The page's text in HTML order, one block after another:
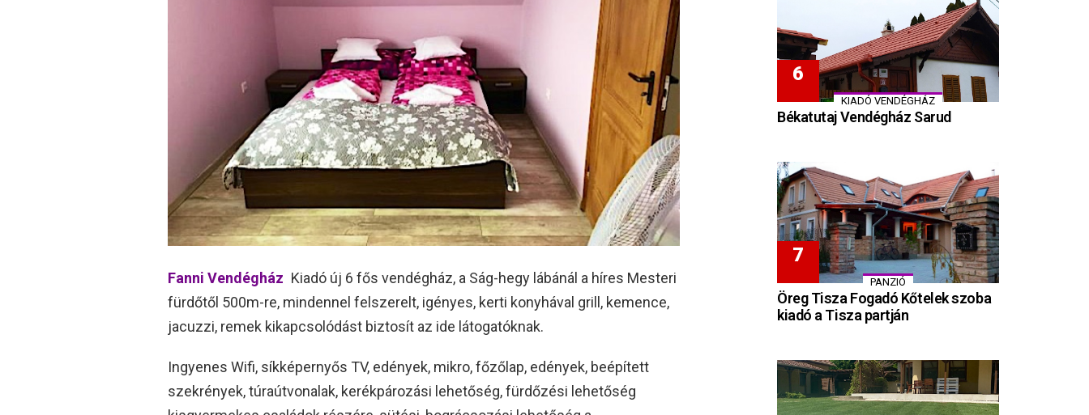
Fanni Vendégház Kiadó új 6 fős vendégház, a Ság-hegy lábánál a híres Mesteri
fürdőtől 500m-re, mindennel felszerelt, igényes, kerti konyhával grill, kemence,
jacuzzi, remek kikapcsolódást biztosít az ide látogatóknak.
Ingyenes Wifi, síkképernyős TV, edények, mikro, főzőlap, edények, beépített
szekrények, túraútvonalak, kerékpározási lehetőség, fürdőzési lehetőség
KIADÓ VENDÉGHÁZ
Békatutaj Vendégház Sarud
PANZIÓ
Öreg Tisza Fogadó Kőtelek szoba
kiadó a Tisza partján